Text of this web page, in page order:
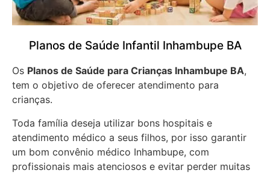
Planos de Saúde Infantil Inhambupe BA
Os Planos de Saúde para Crianças Inhambupe BA,
tem o objetivo de oferecer atendimento para
crianças.
Toda família deseja utilizar bons hospitais e
atendimento médico a seus filhos, por isso garantir
um bom convênio médico Inhambupe, com
profissionais mais atenciosos e evitar perder muitas